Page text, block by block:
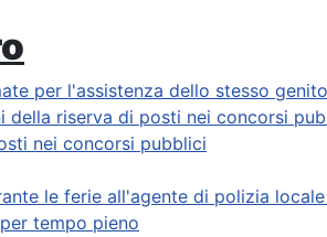
per l'assistenza dello stesso
della riserva di posti nei concorsi
nei concorsi pubblici
le ferie all'agente di polizia
tempo pieno